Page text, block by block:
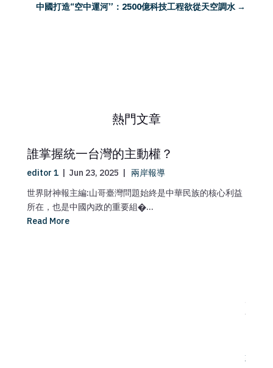
中國打造“空中運河”：2500億科技工程欲從天空調水→
熱門文章
誰掌握統一台灣的主動權？
editor 1 | Jun 23, 2025 | 兩岸報導
世界財神報主編:山哥臺灣問題始終是中華民族的核心利益
所在，也是中國內政的重要組�...
Read More
看見
媒，传